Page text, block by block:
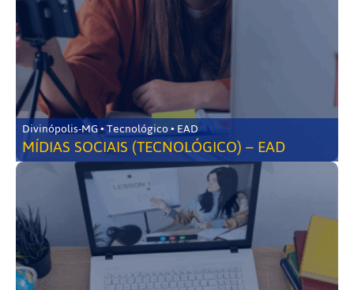
Divinópolis-MG • Tecnológico • EAD
MÍDIAS SOCIAIS (TECNOLÓGICO) – EAD